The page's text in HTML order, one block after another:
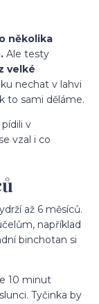
několika
Ale testy
velké
nechat v lahvi
to sami děláme.
v
vzal i co
až 6 měsíců.
například
binchotan si
10 minut
Tyčinka by